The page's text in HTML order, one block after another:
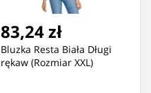
83,24 zł
Bluzka Resta Biała Długi
rękaw (Rozmiar XXL)